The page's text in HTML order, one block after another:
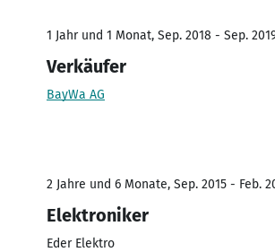
1 Jahr und 1 Monat, Sep. 2018 - Sep.
Verkäufer
BayWa AG
2 Jahre und 6 Monate, Sep. 2015 - Feb.
Elektroniker
Eder Elektro